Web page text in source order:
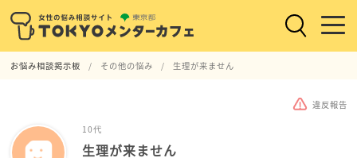
お悩み相談掲示板 その他の悩み 生理が来ません
違反報告
10代
生理が来ません